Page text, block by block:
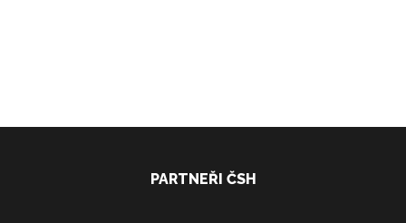
PARTNEŘI ČSH